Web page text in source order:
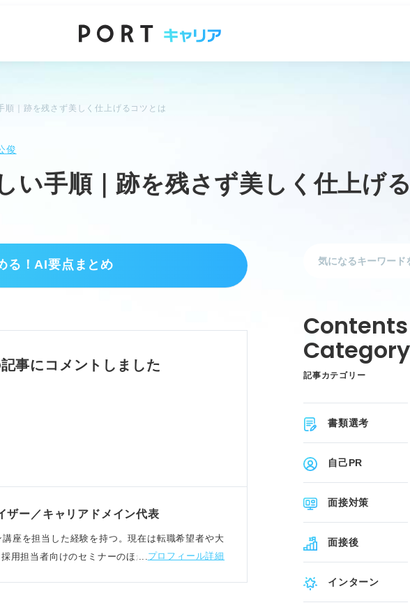
順｜跡を残さず美しく仕上げるコツとは
俊
い手順｜跡を残さず美しく仕上げ
る！AI要点まとめ
よう
体裁にする。
い履歴書作成には必須。
前に決める。
ムを用意する。
ンで丁寧に清書する。
字ずつ丁寧に消す。
事にコメントしました
ザー／キャリアドメイン代表
座を担当した経験を持つ。現在は転職希望者や大
用担当者向けのセミナーのほか、書籍の執筆をお
プロフィール詳細
記事カテゴリー
書類選考
自己PR
面接対策
面接後
インターン